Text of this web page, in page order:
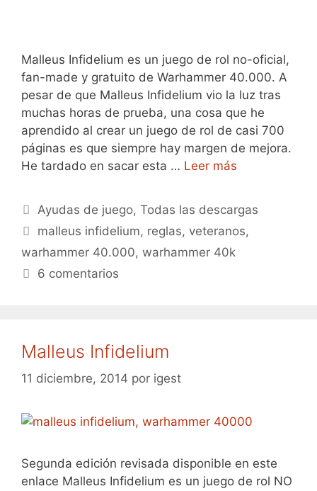
Malleus Infidelium es un juego de rol no-oficial,
fan-made y gratuito de Warhammer 40.000. A
pesar de que Malleus Infidelium vio la luz tras
muchas horas de prueba, una cosa que he
aprendido al crear un juego de rol de casi 700
páginas es que siempre hay margen de mejora.
He tardado en sacar esta … Leer más
Categorías
Ayudas de juego,Todas las descargas
Etiquetas
malleus infidelium, reglas, veteranos,
warhammer 40.000, warhammer 40k
6 comentarios
Malleus Infidelium
11 diciembre, 2014 por igest
Segunda edición revisada disponible en este
enlace Malleus Infidelium es un juego de rol NO